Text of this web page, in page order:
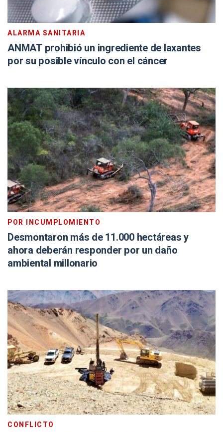
ALARMA SANITARIA
ANMAT prohibió un ingrediente de laxantes
por su posible vínculo con el cáncer
POR INCUMPLOMIENTO
Desmontaron más de 11.000 hectáreas y
ahora deberán responder por un daño
ambiental millonario
CONFLICTO